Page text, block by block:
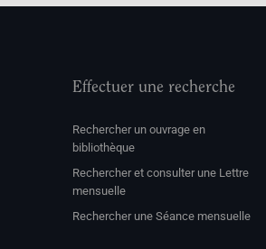
Effectuer une recherche
Rechercher un ouvrage en
bibliothèque
Rechercher et consulter une Lettre
mensuelle
Rechercher une Séance mensuelle